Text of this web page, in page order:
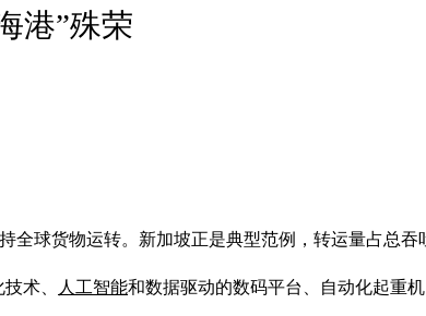
港”殊荣
全球货物运转。新加坡正是典型范例，转运量占总吞
术、 人工智能和数据驱动的数码平台、自动化起重